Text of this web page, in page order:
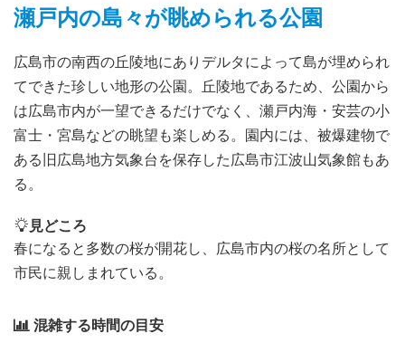
瀬戸内の島々が眺められる公園
広島市の南西の丘陵地にありデルタによって島が埋められ
てできた珍しい地形の公園。丘陵地であるため、公園から
は広島市内が一望できるだけでなく、瀬戸内海・安芸の小
富士・宮島などの眺望も楽しめる。園内には、被爆建物で
ある旧広島地方気象台を保存した広島市江波山気象館もあ
る。
見どころ
春になると多数の桜が開花し、広島市内の桜の名所として
市民に親しまれている。
混雑する時間の目安